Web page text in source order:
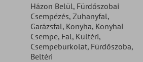
Házon Belül, Fürdőszobai
Csempézés, Zuhanyfal,
Garázsfal, Konyha, Konyhai
Csempe, Fal, Kültéri,
Csempeburkolat, Fürdőszoba,
Beltéri